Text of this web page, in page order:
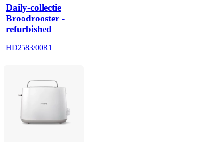
Daily-collectie
Broodrooster -
refurbished
HD2583/00R1